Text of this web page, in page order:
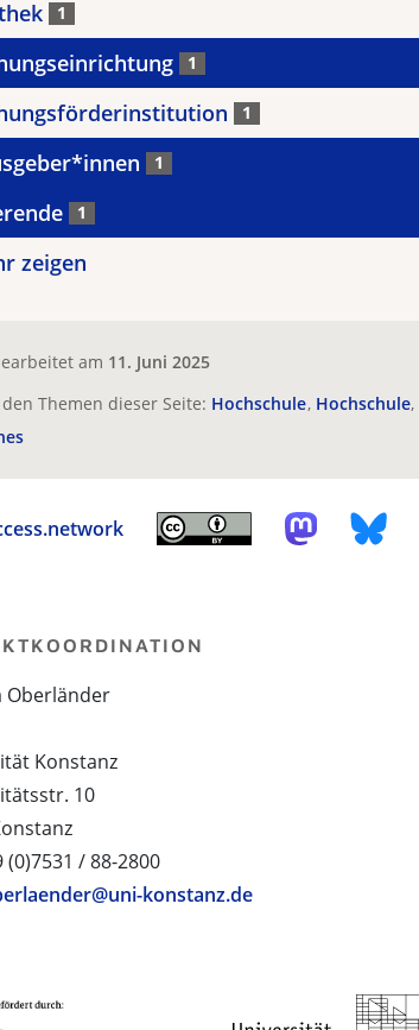
1
1
1
1
1
zeigen
am 11. Juni 2025
Themen dieser Seite: Hochschule Hochschule
Oberländer
Konstanz
10
(0)7531 / 88-2800
konstanz.de